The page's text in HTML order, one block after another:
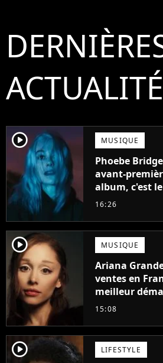
player2 MUSIQUE
Phoebe
avant-
album, c'est
d'été
16:26
player2 MUSIQUE
Ariana
ventes en
meilleur
carrière avec
15:08
player2 LIFESTYLE